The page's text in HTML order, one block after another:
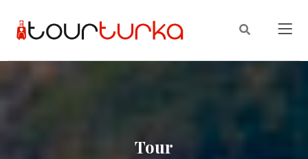
Tour